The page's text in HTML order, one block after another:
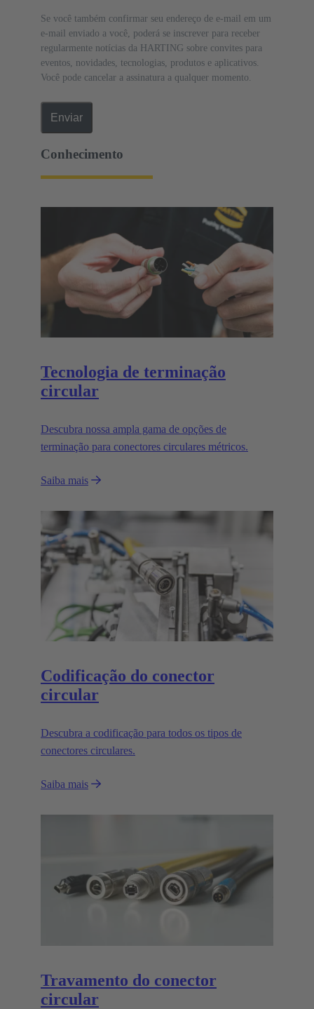
Se você também confirmar seu endereço de e-mail em um
e-mail enviado a você, poderá se inscrever para receber
regularmente notícias da HARTING sobre convites para
eventos, novidades, tecnologias, produtos e aplicativos.
Você pode cancelar a assinatura a qualquer momento.
Enviar
Conhecimento
Tecnologia de terminação
circular
Descubra nossa ampla gama de opções de
terminação para conectores circulares métricos.
Saiba mais
Codificação do conector
circular
Descubra a codificação para todos os tipos de
conectores circulares.
Saiba mais
Travamento do conector
circular